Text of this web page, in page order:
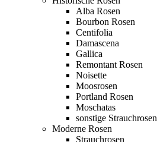
Alba Rosen
Bourbon Rosen
Centifolia
Damascena
Gallica
Remontant Rosen
Noisette
Moosrosen
Portland Rosen
Moschatas
sonstige Strauchrosen
Moderne Rosen
Strauchrosen